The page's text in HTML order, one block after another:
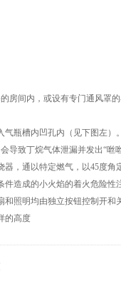
房间内，或设有专门通风罩
气瓶槽内凹孔内（见下图左
导致丁烷气体泄漏并发出“咝咝
，通以特定燃气，以45度
件造成的小火焰的着火危险
和照明均由独立按钮控制开
的高度